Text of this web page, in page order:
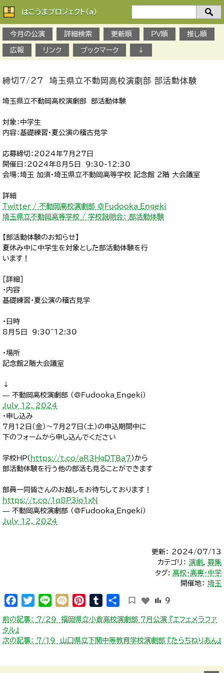
はこうまプロジェクト(a)
今月の公演
詳細検索 更新順 PV順 推し順
広報 リンク ブックマーク ↓
締切7/27 埼玉県立不動岡高校演劇部 部活動体験
埼玉県立不動岡高校演劇部 部活動体験
対象：中学生
内容：基礎練習・夏公演の稽古見学
応募締切：2024年7月27日
開催日：2024年8月5日 9:30-12:30
会場：埼玉 加須・埼玉県立不動岡高等学校 記念館 2階 大会議室
詳細
Twitter / 不動岡高校演劇部 @Fudooka_Engeki
埼玉県立不動岡高等学校 / 学校説明会： 部活動体験
【部活動体験のお知らせ】
夏休み中に中学生を対象とした部活動体験を行
います！
［詳細］
・内容
基礎練習・夏公演の稽古見学
・日時
8月5日 9:30~12:30
・場所
記念館2階大会議室
↓
— 不動岡高校演劇部 (@Fudooka_Engeki)
July 12, 2024
・申し込み
7月12日(金)～7月27日(土)の申込期間中に
下のフォームから申し込んでください
学校HP( https://t.co/aR3HgDTBa7 )から
部活動体験を行う他の部活も見ることができます
部員一同皆さんのお越しをお待ちしております！
https://t.co/1q8P3io1xN
— 不動岡高校演劇部 (@Fudooka_Engeki)
July 12, 2024
更新： 2024/07/13
カテゴリ： 演劇 , 募集
タグ: 高校・高専・中学
開催地： 埼玉
Facebook
Twitter
Line Mixi Pinterest
Tumblr 9
投
稿
ナ
前の記事： 7/29 福岡県立小倉高校演劇部 7月公演 『エフェメラファ
タル』
次の記事： 7/19 山口県立下関中等教育学校演劇部 『たらちねりあん』